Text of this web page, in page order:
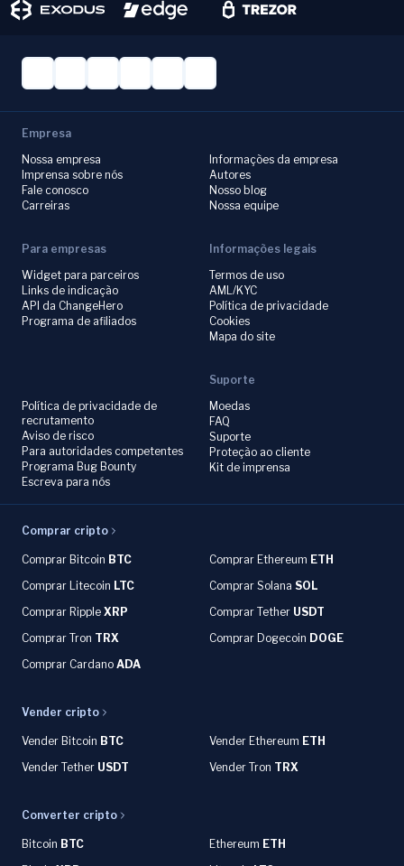
Empresa
Nossa empresa
Imprensa sobre nós
Fale conosco
Carreiras
Informações da empresa
Autores
Nosso blog
Nossa equipe
Para empresas
Widget para parceiros
Links de indicação
API da ChangeHero
Programa de afiliados
Informações legais
Termos de uso
AML/KYC
Política de privacidade
Cookies
Mapa do site
Política de privacidade de
recrutamento
Aviso de risco
Para autoridades competentes
Programa Bug Bounty
Escreva para nós
Suporte
Moedas
FAQ
Suporte
Proteção ao cliente
Kit de imprensa
Comprar cripto
Comprar Bitcoin BTC Comprar Ethereum ETH
Comprar Litecoin LTC Comprar Solana SOL
Comprar Ripple XRP Comprar Tether USDT
Comprar Tron TRX Comprar Dogecoin DOGE
Comprar Cardano ADA
Vender cripto
Vender Bitcoin BTC Vender Ethereum ETH
Vender Tether USDT Vender Tron TRX
Converter cripto
Bitcoin BTC Ethereum ETH